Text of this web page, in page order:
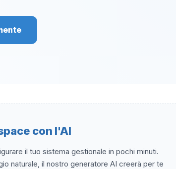
con l'AI
il tuo sistema gestionale in pochi minuti.
naturale, il nostro generatore AI creerà per te